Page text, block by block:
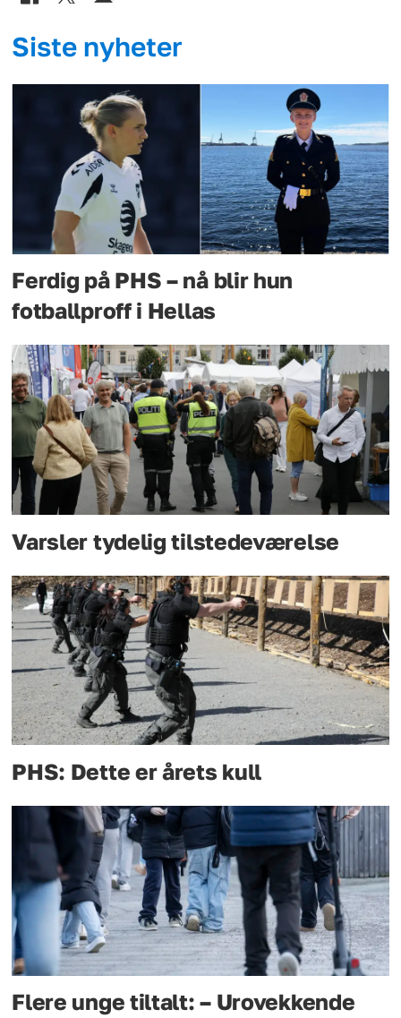
Siste nyheter
Ferdig på PHS – nå blir hun
fotballproff i Hellas
Varsler tydelig tilstedeværelse
PHS: Dette er årets kull
Flere unge tiltalt: – Urovekkende